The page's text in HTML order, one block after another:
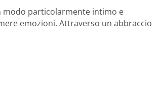
modo particolarmente intimo e
emozioni. Attraverso un abbraccio